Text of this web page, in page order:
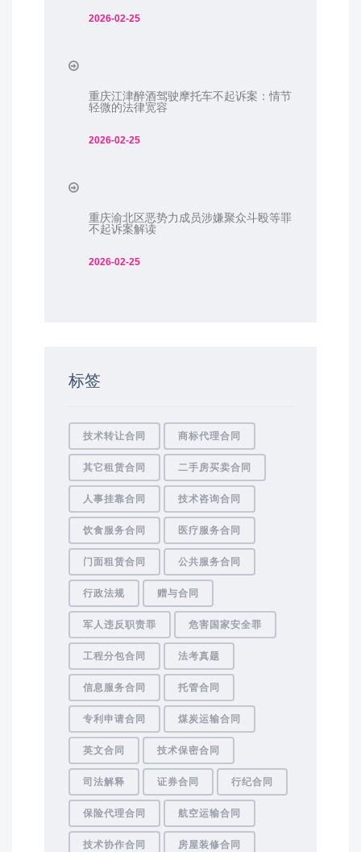
2026-02-25
重庆江津醉酒驾驶摩托车不起诉案：情节
轻微的法律宽容
2026-02-25
重庆渝北区恶势力成员涉嫌聚众斗殴等罪
不起诉案解读
2026-02-25
标签
技术转让合同 商标代理合同
其它租赁合同 二手房买卖合同
人事挂靠合同 技术咨询合同
饮食服务合同 医疗服务合同
门面租赁合同 公共服务合同
行政法规 赠与合同
军人违反职责罪 危害国家安全罪
工程分包合同 法考真题
信息服务合同 托管合同
专利申请合同 煤炭运输合同
英文合同 技术保密合同
司法解释 证券合同 行纪合同
保险代理合同 航空运输合同
技术协作合同 房屋装修合同